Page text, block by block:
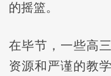
的摇篮。
在毕节，一些高
资源和严谨的教